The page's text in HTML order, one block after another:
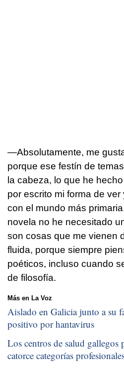
—Absolutamente, me
porque ese festín de
la cabeza, lo que he
por escrito mi forma de
con el mundo más
novela no he necesitado
son cosas que me vienen
fluida, porque siempre
poéticos, incluso cuando
de filosofía.
Más en La Voz
Aislado en Galicia junto a su
positivo por hantavirus
Los centros de salud gallegos
catorce categorías